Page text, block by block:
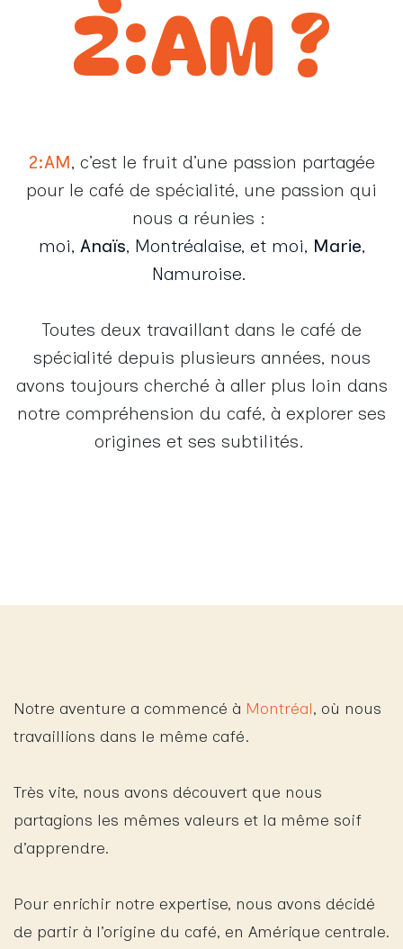
2:AM ?
2:AM, c’est le fruit d’une passion partagée
pour le café de spécialité, une passion qui
nous a réunies :
moi, Anaïs, Montréalaise, et moi, Marie,
Namuroise.
Toutes deux travaillant dans le café de
spécialité depuis plusieurs années, nous
avons toujours cherché à aller plus loin dans
notre compréhension du café, à explorer ses
origines et ses subtilités. ​
Notre aventure a commencé à Montréal, où nous
travaillions dans le même café.
Très vite, nous avons découvert que nous
partagions les mêmes valeurs et la même soif
d’apprendre.
Pour enrichir notre expertise, nous avons décidé
de partir à l’origine du café, en Amérique centrale.